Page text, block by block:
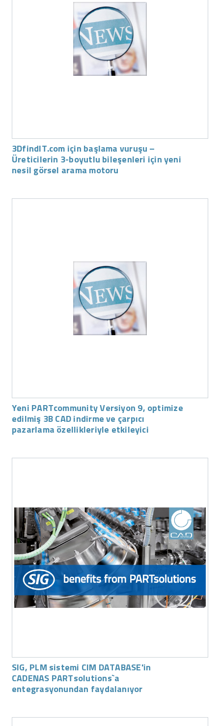
3DfindIT.com için başlama vuruşu –
Üreticilerin 3-boyutlu bileşenleri için yeni
nesil görsel arama motoru
Yeni PARTcommunity Versiyon 9, optimize
edilmiş 3B CAD indirme ve çarpıcı
pazarlama özellikleriyle etkileyici
SIG, PLM sistemi CIM DATABASE'in
CADENAS PARTsolutions`a
entegrasyonundan faydalanıyor